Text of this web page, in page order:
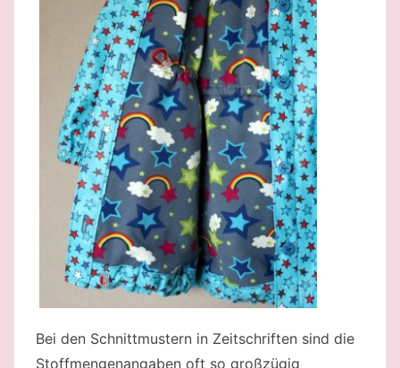
Bei den Schnittmustern in Zeitschriften sind die
Stoffmengenangaben oft so großzügig